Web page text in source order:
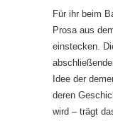
Für ihr beim
Prosa aus
einstecken.
Idee der
deren
wird – trägt